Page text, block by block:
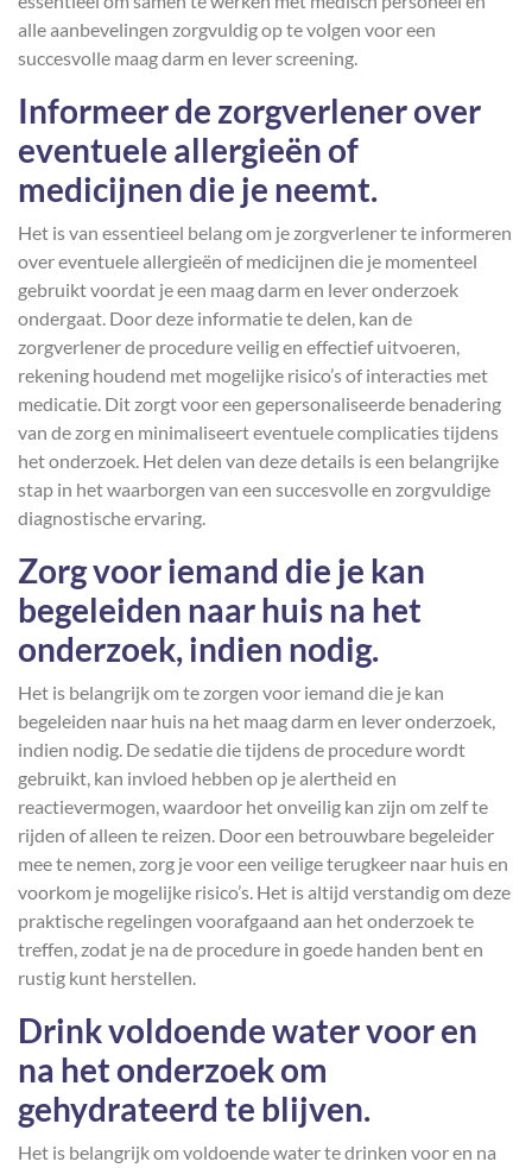
alle aanbevelingen zorgvuldig op te volgen voor een
succesvolle maag darm en lever screening.
Informeer de zorgverlener over
eventuele allergieën of
medicijnen die je neemt.
Het is van essentieel belang om je zorgverlener te informeren
over eventuele allergieën of medicijnen die je momenteel
gebruikt voordat je een maag darm en lever onderzoek
ondergaat. Door deze informatie te delen, kan de
zorgverlener de procedure veilig en effectief uitvoeren,
rekening houdend met mogelijke risico’s of interacties met
medicatie. Dit zorgt voor een gepersonaliseerde benadering
van de zorg en minimaliseert eventuele complicaties tijdens
het onderzoek. Het delen van deze details is een belangrijke
stap in het waarborgen van een succesvolle en zorgvuldige
diagnostische ervaring.
Zorg voor iemand die je kan
begeleiden naar huis na het
onderzoek, indien nodig.
Het is belangrijk om te zorgen voor iemand die je kan
begeleiden naar huis na het maag darm en lever onderzoek,
indien nodig. De sedatie die tijdens de procedure wordt
gebruikt, kan invloed hebben op je alertheid en
reactievermogen, waardoor het onveilig kan zijn om zelf te
rijden of alleen te reizen. Door een betrouwbare begeleider
mee te nemen, zorg je voor een veilige terugkeer naar huis en
voorkom je mogelijke risico’s. Het is altijd verstandig om deze
praktische regelingen voorafgaand aan het onderzoek te
treffen, zodat je na de procedure in goede handen bent en
rustig kunt herstellen.
Drink voldoende water voor en
na het onderzoek om
gehydrateerd te blijven.
Het is belangrijk om voldoende water te drinken voor en na